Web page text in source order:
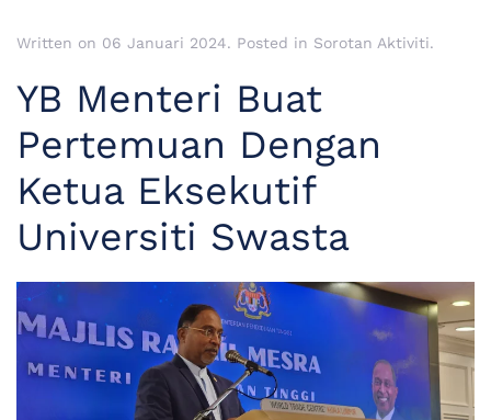
Written on 06 Januari 2024. Posted in Sorotan Aktiviti.
YB Menteri Buat
Pertemuan Dengan
Ketua Eksekutif
Universiti Swasta